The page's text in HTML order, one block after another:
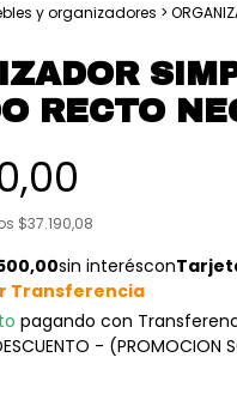
y organizadores >
RECTO
$37.190,08
pagando con
- (PROMOCION